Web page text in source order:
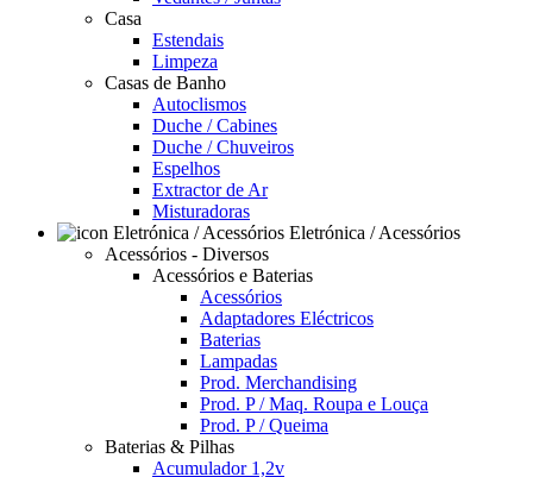
Casa
Estendais
Limpeza
Casas de Banho
Autoclismos
Duche / Cabines
Duche / Chuveiros
Espelhos
Extractor de Ar
Misturadoras
Eletrónica / Acessórios
Acessórios - Diversos
Acessórios e Baterias
Acessórios
Adaptadores Eléctricos
Baterias
Lampadas
Prod. Merchandising
Prod. P / Maq. Roupa e Louça
Prod. P / Queima
Baterias & Pilhas
Acumulador 1,2v